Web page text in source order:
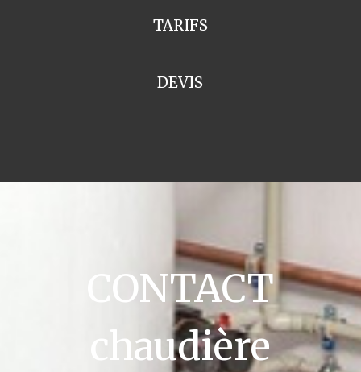
TARIFS
DEVIS
CONTACT
chaudière